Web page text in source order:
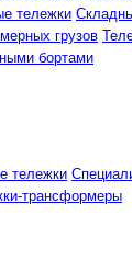
тележки
грузов
бортами
тележки
трансформеры